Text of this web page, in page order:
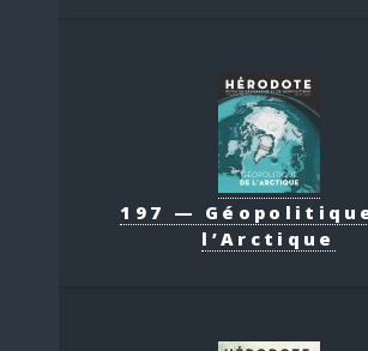
197 —
l’Arctique